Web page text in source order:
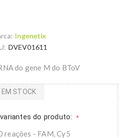
Ingenetix
DVEV01611
do gene M do BToV
do produto: *
reações - FAM, Cy5
EM STOCK